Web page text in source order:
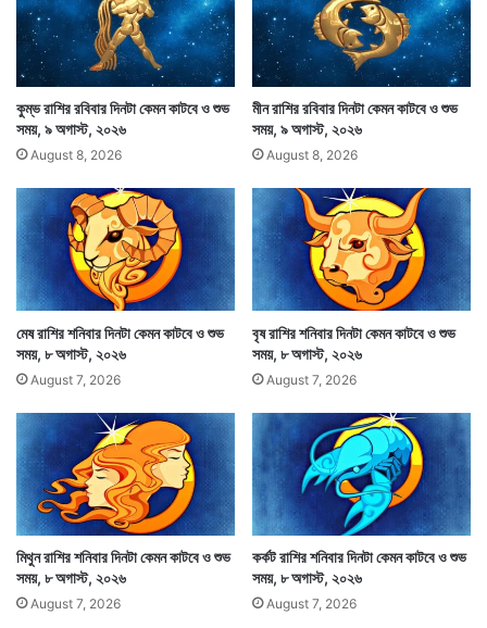
প্রেমপ্রীতির ক্ষেত্রে প্রীতি বৃদ্ধি ও নতুন প্রেমে উদ্যোগীদের পক্ষে
দিনটা শুভ।
প্রতিদিন সারাদিনের মধ্যে মাঝে মাঝে কিছুটা ভালো সময় থাকে।
যে সময়টা শুভকাজের পক্ষে শুভদায়ক। সেই সময়ের মধ্যে শুভকাজ
করলে শুভই হবে একথা জোর দিয়ে বলা যায়না। কারণ বিভিন্ন রাশি
গ্রহ নক্ষত্র ইত্যাদির উপর শুভ ফলের মাত্রা কমবেশি হয়ে থাকে।
তবুও কিছুটা শুভ ফল আশা করা যায়। যেমন অমৃতযোগ ও
কুম্ভ রাশির রবিবার দিনটা কেমন কাটবে ও শুভ
সময়, ৯ অগাস্ট, ২০২৬
August 8, 2026
মীন রাশির রবিবার দিনটা কেমন কাটবে ও শুভ
সময়, ৯ অগাস্ট, ২০২৬
August 8, 2026
মেষ রাশির শনিবার দিনটা কেমন কাটবে ও শুভ
সময়, ৮ অগাস্ট, ২০২৬
August 7, 2026
বৃষ রাশির শনিবার দিনটা কেমন কাটবে ও শুভ
সময়, ৮ অগাস্ট, ২০২৬
August 7, 2026
মিথুন রাশির শনিবার দিনটা কেমন কাটবে ও শুভ
সময়, ৮ অগাস্ট, ২০২৬
August 7, 2026
কর্কট রাশির শনিবার দিনটা কেমন কাটবে ও শুভ
সময়, ৮ অগাস্ট, ২০২৬
August 7, 2026